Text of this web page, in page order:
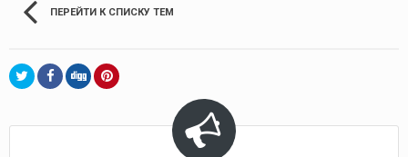
ПЕРЕЙТИ К СПИСКУ ТЕМ